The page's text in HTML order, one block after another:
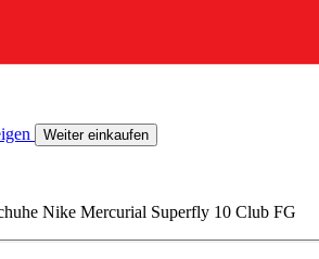
Weiter einkaufen
Nike Mercurial Superfly 10 Club FG